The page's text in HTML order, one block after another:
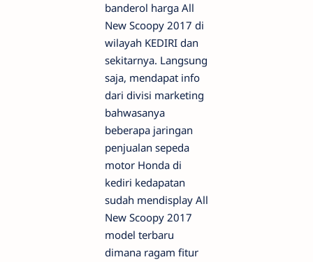
banderol harga All
New Scoopy 2017 di
wilayah KEDIRI dan
sekitarnya. Langsung
saja, mendapat info
dari divisi marketing
bahwasanya
beberapa jaringan
penjualan sepeda
motor Honda di
kediri kedapatan
sudah mendisplay All
New Scoopy 2017
model terbaru
dimana ragam fitur